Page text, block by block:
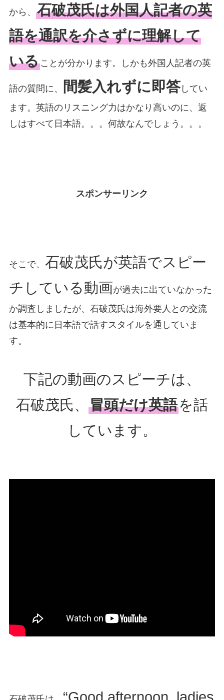
から、 石破茂氏は外国人記者の英
語を通訳を介さずに理解して
いることが分かります。しかも外国人記者の英
語の質問に、 間髪入れずに即答してい
ます。英語のリスニング力はかなり高いのに、返
しはすべて日本語。。。何故なんでしょう。。。
スポンサーリンク
そこで、 石破茂氏が英語でスピー
チしている動画が過去に出ていなかった
か調査しましたが、石破茂氏は海外要人との交流
は基本的に日本語で話すスタイルを通していま
す。
下記の動画のスピーチは、
石破茂氏、 冒頭だけ英語を話
しています。